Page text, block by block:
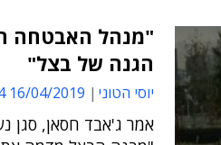
"מנהל האבטחה
הגנה של בצל"
יוסי הטוני 16/04/2019 15:54
אמר ג'אבד חסאן, סגן